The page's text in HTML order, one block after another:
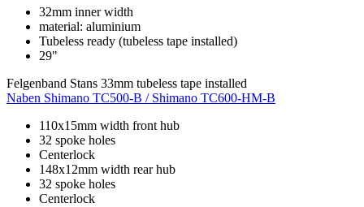
32mm inner width
material: aluminium
Tubeless ready (tubeless tape installed)
29"
Felgenband Stans 33mm tubeless tape installed
Naben Shimano TC500-B / Shimano TC600-HM-B
110x15mm width front hub
32 spoke holes
Centerlock
148x12mm width rear hub
32 spoke holes
Centerlock